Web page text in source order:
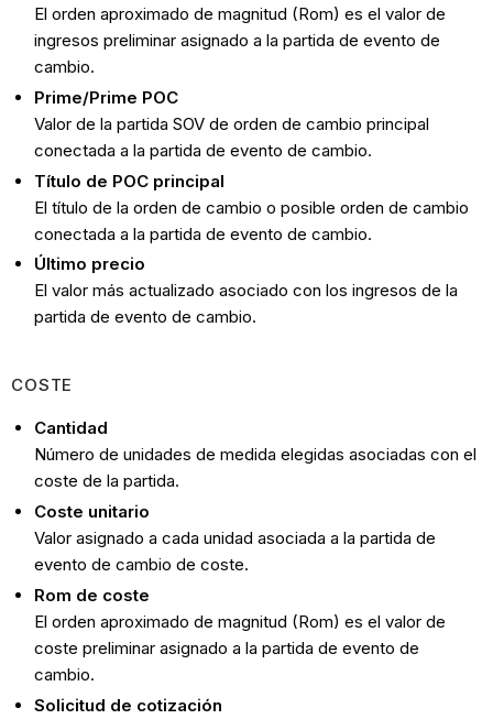
El orden aproximado de magnitud (Rom) es el valor de
ingresos preliminar asignado a la partida de evento de
cambio.
Prime/Prime POC
Valor de la partida SOV de orden de cambio principal
conectada a la partida de evento de cambio.
Título de POC principal
El título de la orden de cambio o posible orden de cambio
conectada a la partida de evento de cambio.
Último precio
El valor más actualizado asociado con los ingresos de la
partida de evento de cambio.
COSTE
Cantidad
Número de unidades de medida elegidas asociadas con el
coste de la partida.
Coste unitario
Valor asignado a cada unidad asociada a la partida de
evento de cambio de coste.
Rom de coste
El orden aproximado de magnitud (Rom) es el valor de
coste preliminar asignado a la partida de evento de
cambio.
Solicitud de cotización